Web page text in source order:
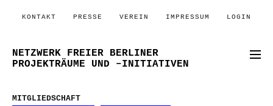
KONTAKT PRESSE VEREIN IMPRESSUM LOGIN
NETZWERK FREIER BERLINER
PROJEKTRÄUME UND –INITIATIVEN
MITGLIEDSCHAFT